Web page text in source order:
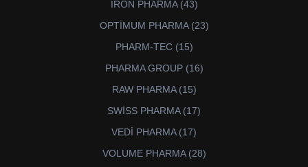
İRON PHARMA 4343
OPTİMUM PHARMA 2323
PHARM-TEC 1515
PHARMA GROUP 1616
RAW PHARMA 1515
SWİSS PHARMA 1717
VEDİ PHARMA 1717
VOLUME PHARMA 2828